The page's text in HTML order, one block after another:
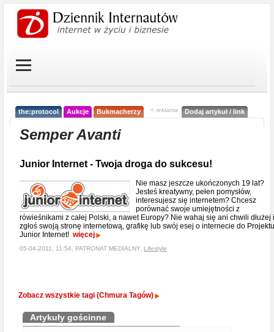
the:protocol Aukcje Bukmacherzy < reklama Dodaj artykuł / link
Semper Avanti
Junior Internet - Twoja droga do sukcesu!
Nie masz jeszcze ukończonych 19 lat?
Jesteś kreatywny, pełen pomysłów,
interesujesz się internetem? Chcesz
porównać swoje umiejętności z
rówieśnikami z całej Polski, a nawet Europy? Nie wahaj się ani chwili dłużej i
zgłoś swoją stronę internetową, grafikę lub swój esej o internecie do Projektu
Junior Internet! więcej
05-04-2011, 11:54, PATRONAT MEDIALNY, Lifestyle
Zobacz wszystkie tagi (Chmura Tagów)
Artykuły gościnne